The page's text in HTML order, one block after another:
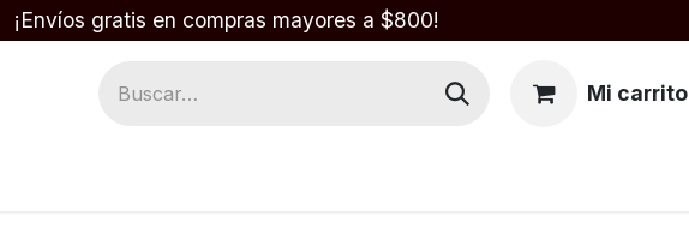
¡Envíos gratis en compras mayores a $800!
Mi carrito